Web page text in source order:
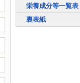
栄養成分等一覧表
裏表紙